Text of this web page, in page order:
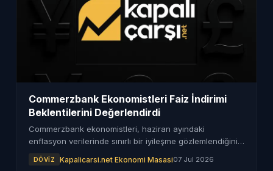
Commerzbank Ekonomistleri Faiz İndirimi
Beklentilerini Değerlendirdi
Commerzbank ekonomistleri, haziran ayındaki
enflasyon verilerinde sınırlı bir iyileşme gözlemlendiğini
ifade etti.
DÖVIZ Kapalicarsi.net Ekonomi Masasi07 Jul 2026